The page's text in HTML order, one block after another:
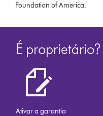
Foundation of America.
É proprietário?
Ativar a garantia